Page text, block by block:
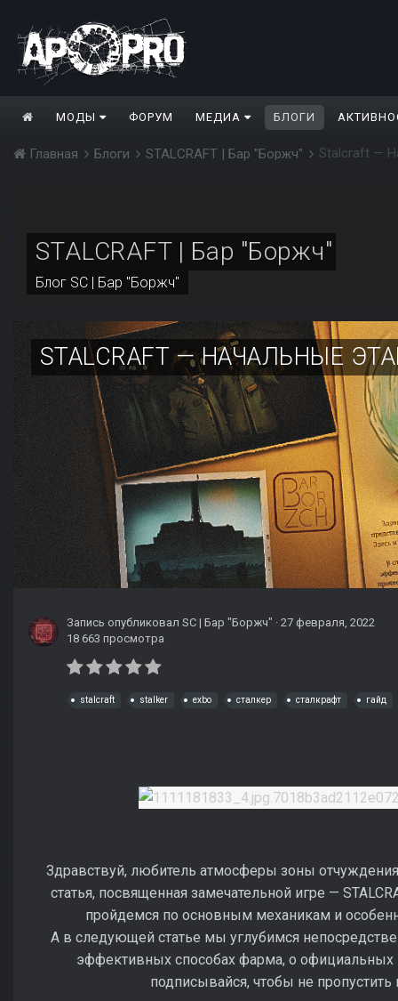
МОДЫ ФОРУМ МЕДИА БЛОГИ
Главная Блоги STALCRAFT | Бар "Боржч" Stalcraft —
STALCRAFT | Бар "Боржч"
Блог SC | Бар "Боржч"
STALCRAFT — НАЧАЛЬНЫЕ
Запись опубликовал SC | Бар "Боржч" · 27 февраля, 2022
18 663 просмотра
stalcraft stalker exbo сталкер сталкрафт гайд
Здравствуй, любитель атмосферы зоны
статья, посвященная замечательной игре —
пройдемся по основным механикам и
А в следующей статье мы углубимся
эффективных способах фарма, о официальных
подписывайся, чтобы не